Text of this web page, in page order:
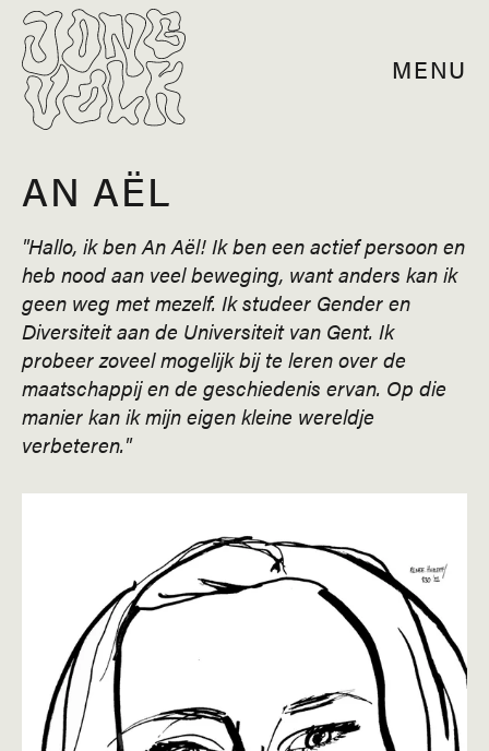
MENU
AN AËL
"Hallo, ik ben An Aël! Ik ben een actief persoon en
heb nood aan veel beweging, want anders kan ik
geen weg met mezelf. Ik studeer Gender en
Diversiteit aan de Universiteit van Gent. Ik
probeer zoveel mogelijk bij te leren over de
maatschappij en de geschiedenis ervan. Op die
manier kan ik mijn eigen kleine wereldje
verbeteren."